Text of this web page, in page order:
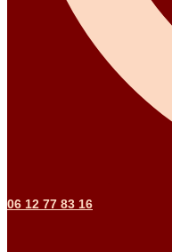
06 12 77 83 16